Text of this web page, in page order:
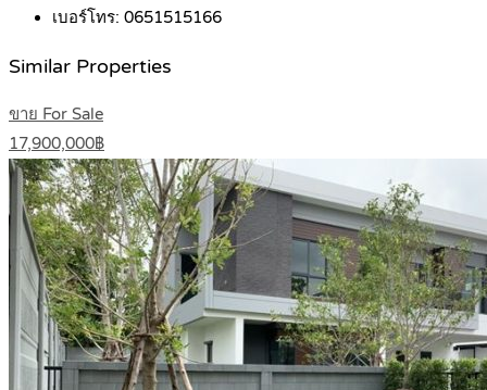
เบอร์โทร: 0651515166
Similar Properties
ขาย For Sale
17,900,000฿